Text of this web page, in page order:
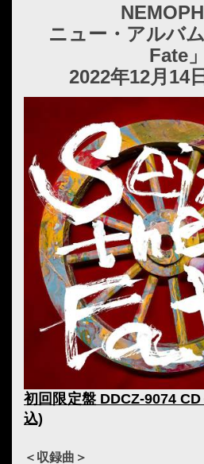
ニュー・アルバ
Fate」
2022年12月14
初回限定盤 DDCZ-9074
込)
＜収録曲＞